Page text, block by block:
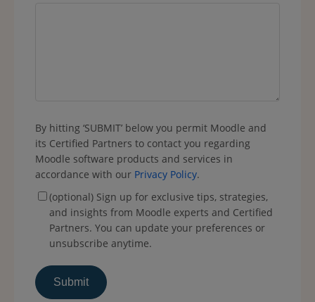
By hitting ‘SUBMIT’ below you permit Moodle and
its Certified Partners to contact you regarding
Moodle software products and services in
accordance with our Privacy Policy.
(optional) Sign up for exclusive tips, strategies,
and insights from Moodle experts and Certified
Partners. You can update your preferences or
unsubscribe anytime.